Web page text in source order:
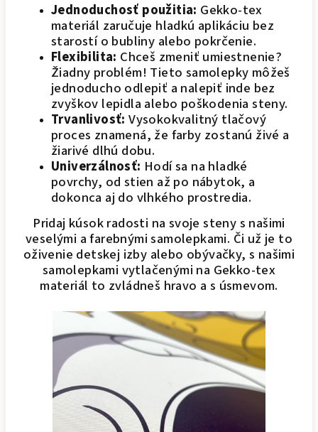
Jednoduchosť použitia: Gekko-tex
materiál zaručuje hladkú aplikáciu bez
starostí o bubliny alebo pokrčenie.
Flexibilita: Chceš zmeniť umiestnenie?
Žiadny problém! Tieto samolepky môžeš
jednoducho odlepiť a nalepiť inde bez
zvyškov lepidla alebo poškodenia steny.
Trvanlivosť: Vysokokvalitný tlačový
proces znamená, že farby zostanú živé a
žiarivé dlhú dobu.
Univerzálnosť: Hodí sa na hladké
povrchy, od stien až po nábytok, a
dokonca aj do vlhkého prostredia.
Pridaj kúsok radosti na svoje steny s našimi
veselými a farebnými samolepkami. Či už je to
oživenie detskej izby alebo obývačky, s našimi
samolepkami vytlačenými na Gekko-tex
materiál to zvládneš hravo a s úsmevom.